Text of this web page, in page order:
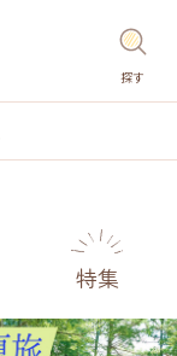
探す
特集